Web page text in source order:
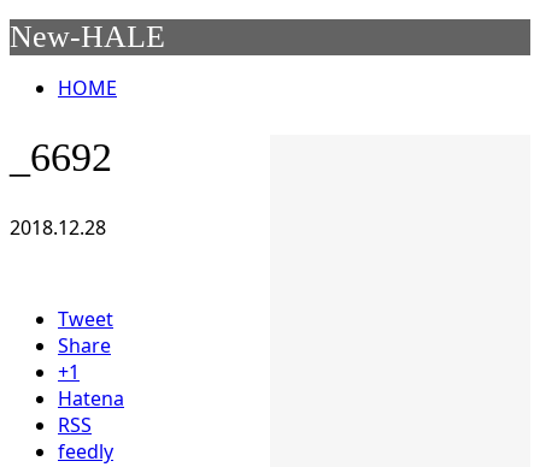
New-HALE
HOME
_6692
2018.12.28
Tweet
Share
+1
Hatena
RSS
feedly